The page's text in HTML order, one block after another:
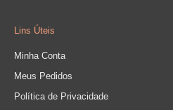
Lins Úteis
Minha Conta
Meus Pedidos
Política de Privacidade